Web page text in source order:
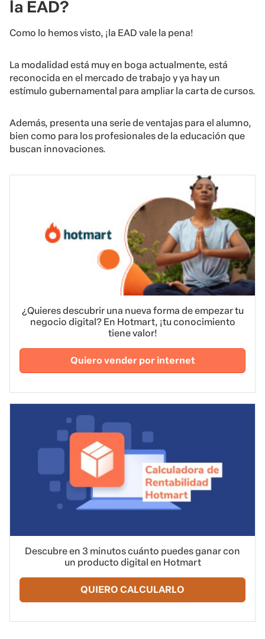
la EAD?
Como lo hemos visto, ¡la EAD vale la pena!
La modalidad está muy en boga actualmente, está
reconocida en el mercado de trabajo y ya hay un
estímulo gubernamental para ampliar la carta de cursos.
Además, presenta una serie de ventajas para el alumno,
bien como para los profesionales de la educación que
buscan innovaciones.
¿Quieres descubrir una nueva forma de empezar tu
negocio digital? En Hotmart, ¡tu conocimiento
tiene valor!
Quiero vender por internet
Descubre en 3 minutos cuánto puedes ganar con
un producto digital en Hotmart
QUIERO CALCULARLO